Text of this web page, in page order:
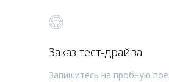
Заказ тест-драйва
Запишитесь на пробную